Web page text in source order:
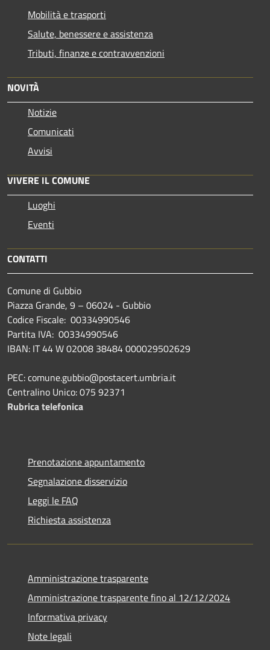
Mobilità e trasporti
Salute, benessere e assistenza
Tributi, finanze e contravvenzioni
NOVITÀ
Notizie
Comunicati
Avvisi
VIVERE IL COMUNE
Luoghi
Eventi
CONTATTI
Comune di Gubbio
Piazza Grande, 9 – 06024 - Gubbio
Codice Fiscale: 00334990546
Partita IVA: 00334990546
IBAN: IT 44 W 02008 38484 000029502629
PEC: comune.gubbio@postacert.umbria.it
Centralino Unico: 075 92371
Rubrica telefonica
Prenotazione appuntamento
Segnalazione disservizio
Leggi le FAQ
Richiesta assistenza
Amministrazione trasparente
Amministrazione trasparente fino al 12/12/2024
Informativa privacy
Note legali